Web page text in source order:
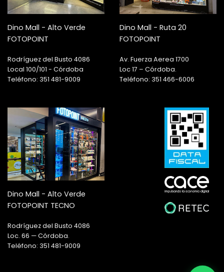
Dino Mall - Alto Verde
FOTOPOINT
Rodríguez del Busto 4086
Local 100/101 - Córdoba
Teléfono: 351 481-9009
Dino Mall - Ruta 20
FOTOPOINT
Av. Fuerza Aerea 1700
Loc 17 – Córdoba.
Teléfono: 351 466-6006
Dino Mall - Alto Verde
FOTOPOINT TECNO
Rodríguez del Busto 4086
Loc. 66 — Córdoba.
Teléfono: 351 481-9009